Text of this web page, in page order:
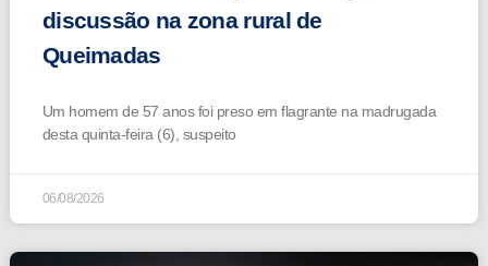
discussão na zona rural de
Queimadas
Um homem de 57 anos foi preso em flagrante na madrugada
desta quinta-feira (6), suspeito
06/08/2026